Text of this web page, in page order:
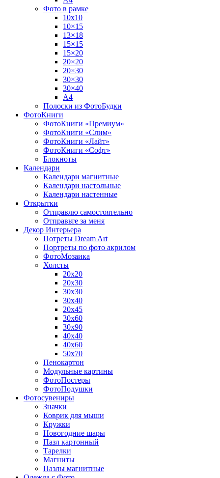
Фото в рамке
10х10
10×15
13×18
15×15
15×20
20×20
20×30
30×30
30×40
A4
Полоски из ФотоБудки
ФотоКниги
ФотоКниги «Премиум»
ФотоКниги «Слим»
ФотоКниги «Лайт»
ФотоКниги «Софт»
Блокноты
Календари
Календари магнитные
Календари настольные
Календари настенные
Открытки
Отправлю самостоятельно
Отправьте за меня
Декор Интерьера
Потреты Dream Art
Портреты по фото акрилом
ФотоМозаика
Холсты
20х20
20х30
30х30
30х40
20х45
30х60
30х90
40х40
40х60
50х70
Пенокартон
Модульные картины
ФотоПостеры
ФотоПодушки
Фотоcувениры
Значки
Коврик для мыши
Кружки
Новогодние шары
Пазл картонный
Тарелки
Магниты
Пазлы магнитные